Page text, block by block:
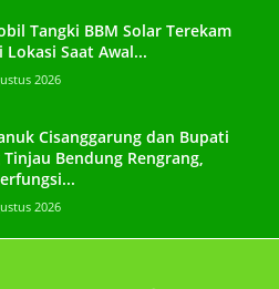
Tangki BBM Solar Terekam
Lokasi Saat Awal...
2026
Cisanggarung dan Bupati
Bendung Rengrang,
2026